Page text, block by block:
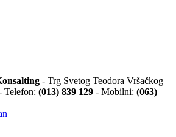
- Trg Svetog Teodora Vršačkog
Telefon: (013) 839 129 - Mobilni: (063)